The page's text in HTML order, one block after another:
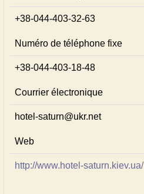
+38-044-403-32-63
Numéro de téléphone fixe
+38-044-403-18-48
Courrier électronique
hotel-saturn@ukr.net
Web
http://www.hotel-saturn.kiev.ua/